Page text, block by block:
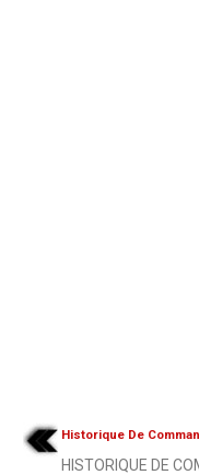
Historique De
HISTORIQUE DE